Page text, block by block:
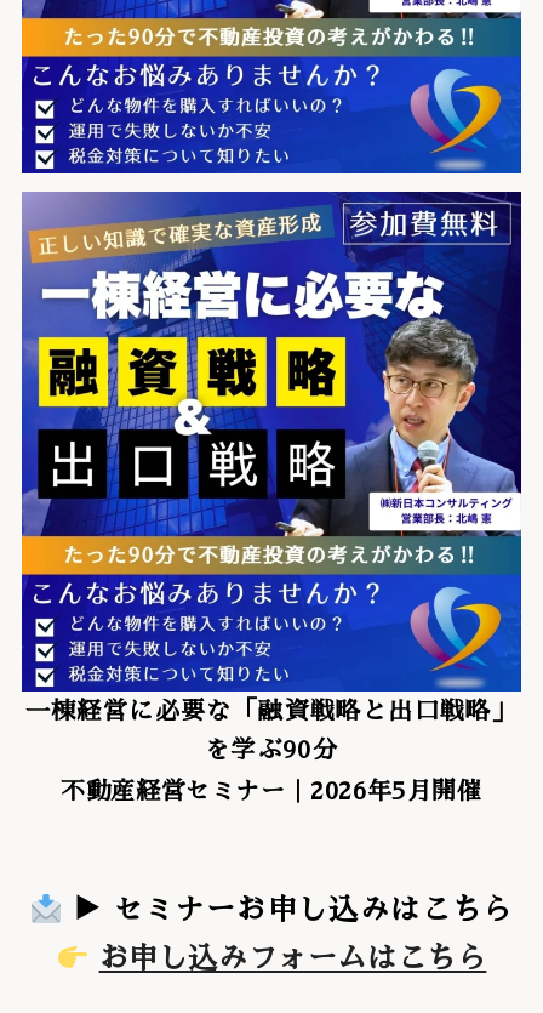
一棟経営に必要な「融資戦略と出口戦略」
を学ぶ90分
不動産経営セミナー｜2026年5月開催
▶ セミナーお申し込みはこちら
お申し込みフォームはこちら